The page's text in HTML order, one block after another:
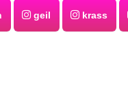
geil krass